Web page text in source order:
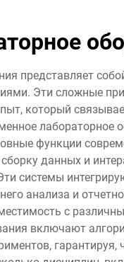
представляет
Эти сложные
который
лабораторное
функции
данных и
системы
анализа и
с
включают